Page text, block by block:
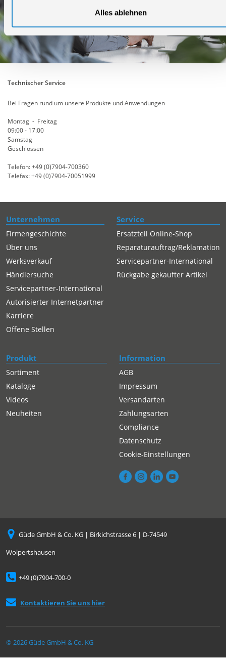
Alles ablehnen
Technischer Service
Bei Fragen rund um unsere Produkte und Anwendungen
Montag - Freitag
09:00 - 17:00
Samstag
Geschlossen
Telefon: +49 (0)7904-700360
Telefax: +49 (0)7904-70051999
Unternehmen
Firmengeschichte
Über uns
Werksverkauf
Händlersuche
Servicepartner-International
Autorisierter Internetpartner
Karriere
Offene Stellen
Service
Ersatzteil Online-Shop
Reparaturauftrag/Reklamation
Servicepartner-International
Rückgabe gekaufter Artikel
Produkt
Sortiment
Kataloge
Videos
Neuheiten
Information
AGB
Impressum
Versandarten
Zahlungsarten
Compliance
Datenschutz
Cookie-Einstellungen
Güde GmbH & Co. KG | Birkichstrasse 6 | D-74549
Wolpertshausen
+49 (0)7904-700-0
Kontaktieren Sie uns hier
© 2026 Güde GmbH & Co. KG